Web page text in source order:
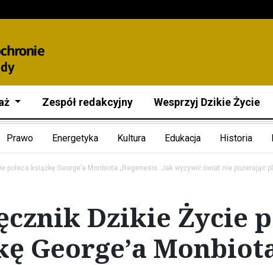
Zespół redakcyjny Wesprzyj Dzikie Życie
Prawo Energetyka Kultura Edukacja Historia
poleca książkę Georgeʼa Monbiota „Regenesis. Jak wyżywić świat nie pożerając
Dzikie Życie
Georgeʼa